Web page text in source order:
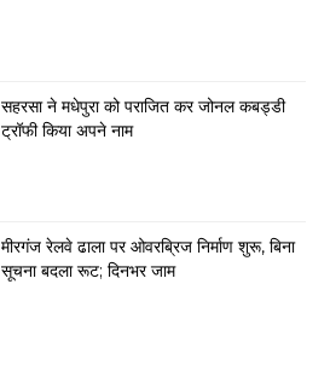
सहरसा ने मधेपुरा को पराजित कर जोनल कबड्डी
ट्रॉफी किया अपने नाम
मीरगंज रेलवे ढाला पर ओवरब्रिज निर्माण शुरू, बिना
सूचना बदला रूट; दिनभर जाम